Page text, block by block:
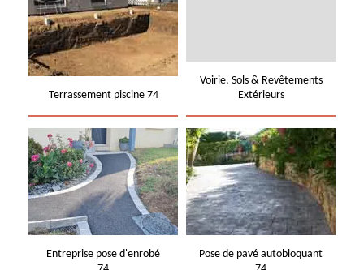
Terrassement piscine 74
Voirie, Sols & Revêtements
Extérieurs
Entreprise pose d'enrobé
Pose de pavé autobloquant